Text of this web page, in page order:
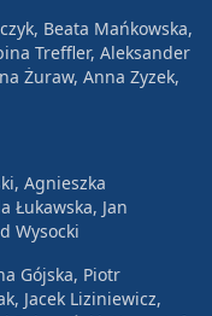
Beata Mańkowska,
Treffler, Aleksander
Żuraw, Anna Zyzek,
Agnieszka
Łukawska, Jan
Wysocki
Gójska, Piotr
Jacek Liziniewicz,